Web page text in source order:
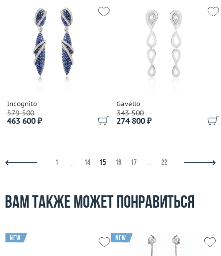
Incognito
579 500
463 600 ₽
Gavello
343 500
274 800 ₽
1 ... 14 15 16 17 ... 22
Вам также может понравиться
new new